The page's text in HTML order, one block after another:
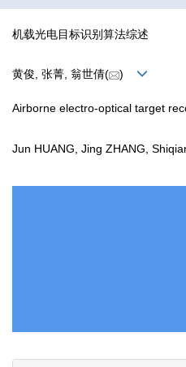
机载光电目标识别算法综述
黄俊, 张菁, 翁世倩( )
Airborne electro-optical target
Jun HUANG, Jing ZHANG,